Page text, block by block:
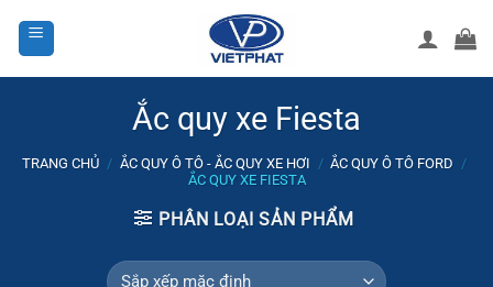
Ắc quy xe Fiesta
TRANG CHỦ / ẮC QUY Ô TÔ - ẮC QUY XE HƠI / ẮC QUY Ô TÔ FORD /
ẮC QUY XE FIESTA
PHÂN LOẠI SẢN PHẨM